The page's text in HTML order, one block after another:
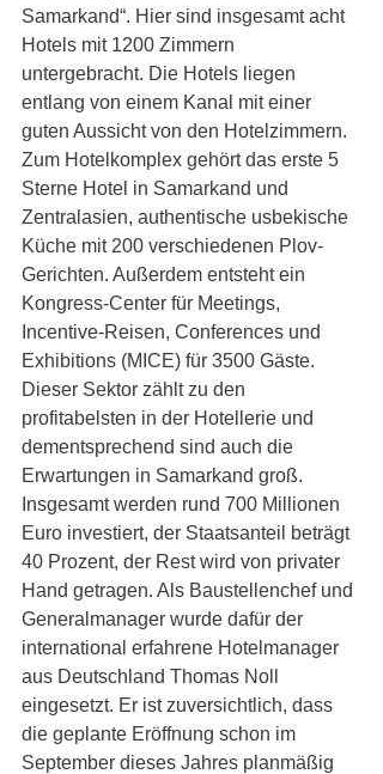
Samarkand“. Hier sind insgesamt acht
Hotels mit 1200 Zimmern
untergebracht. Die Hotels liegen
entlang von einem Kanal mit einer
guten Aussicht von den Hotelzimmern.
Zum Hotelkomplex gehört das erste 5
Sterne Hotel in Samarkand und
Zentralasien, authentische usbekische
Küche mit 200 verschiedenen Plov-
Gerichten. Außerdem entsteht ein
Kongress-Center für Meetings,
Incentive-Reisen, Conferences und
Exhibitions (MICE) für 3500 Gäste.
Dieser Sektor zählt zu den
profitabelsten in der Hotellerie und
dementsprechend sind auch die
Erwartungen in Samarkand groß.
Insgesamt werden rund 700 Millionen
Euro investiert, der Staatsanteil beträgt
40 Prozent, der Rest wird von privater
Hand getragen. Als Baustellenchef und
Generalmanager wurde dafür der
international erfahrene Hotelmanager
aus Deutschland Thomas Noll
eingesetzt. Er ist zuversichtlich, dass
die geplante Eröffnung schon im
September dieses Jahres planmäßig